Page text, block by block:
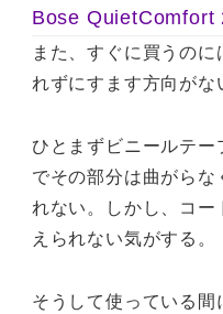
また、すぐに買うの
れずにすます方向がな
ひとまずビニールテ
でその部分は曲がら
れない。しかし、コ
えられない気がする。
そうして使っている